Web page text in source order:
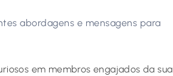
abordagens e mensagens para
em membros engajados da sua